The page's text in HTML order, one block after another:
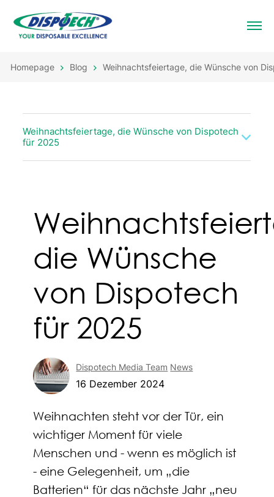
Homepage Blog Weihnachtsfeiertage, die Wünsche von
Weihnachtsfeiertage, die Wünsche von Dispotech
für 2025
die Wünsche
von Dispotech
für 2025
Dispotech Media Team News
16 Dezember 2024
Weihnachten steht vor der Tür, ein
wichtiger Moment für viele
Menschen und - wenn es möglich ist
- eine Gelegenheit, um „die
Batterien“ für das nächste Jahr „neu